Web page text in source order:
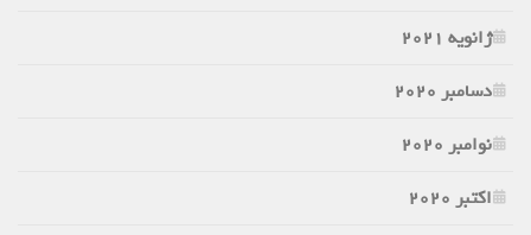
ژانویه 2021
دسامبر 2020
نوامبر 2020
اکتبر 2020